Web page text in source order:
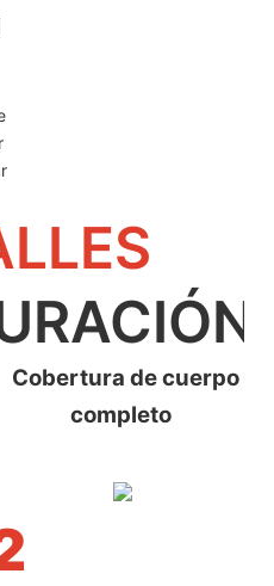
Cobertura de cuerpo
completo